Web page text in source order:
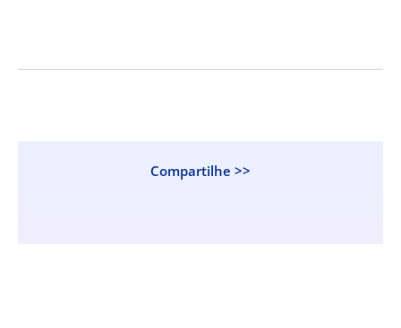
Compartilhe >>